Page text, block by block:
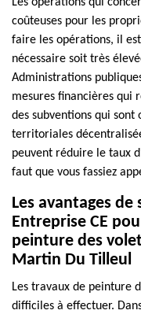
coûteuses pour les
faire les opérations, il
nécessaire soit très
Administrations
mesures financières qui
des subventions qui
territoriales
peuvent réduire le taux
faut que vous fassiez
Les avantages
Entreprise CE
peinture des
Martin Du Tilleul
Les travaux de peinture
difficiles à effectuer.